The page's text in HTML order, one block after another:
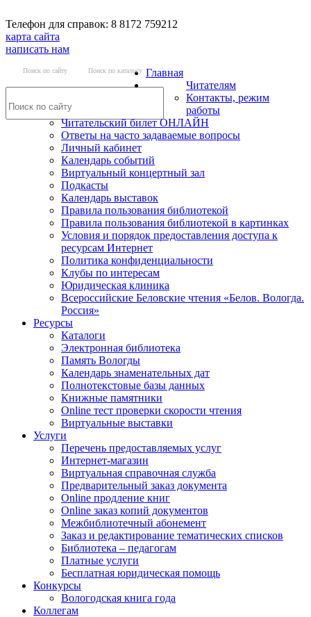
Телефон для справок: 8 8172 759212
карта сайта
написать нам
Поиск по сайту Поиск по каталогу Главная
Читателям
Контакты, режим
работы
Читательский билет ОНЛАЙН
Ответы на часто задаваемые вопросы
Личный кабинет
Календарь событий
Виртуальный концертный зал
Подкасты
Календарь выставок
Правила пользования библиотекой
Правила пользования библиотекой в картинках
Условия и порядок предоставления доступа к
ресурсам Интернет
Политика конфиденциальности
Клубы по интересам
Юридическая клиника
Всероссийские Беловские чтения «Белов. Вологда.
Россия»
Ресурсы
Каталоги
Электронная библиотека
Память Вологды
Календарь знаменательных дат
Полнотекстовые базы данных
Книжные памятники
Online тест проверки скорости чтения
Виртуальные выставки
Услуги
Перечень предоставляемых услуг
Интернет-магазин
Виртуальная справочная служба
Предварительный заказ документа
Online продление книг
Online заказ копий документов
Межбиблиотечный абонемент
Заказ и редактирование тематических списков
Библиотека – педагогам
Платные услуги
Бесплатная юридическая помощь
Конкурсы
Вологодская книга года
Коллегам